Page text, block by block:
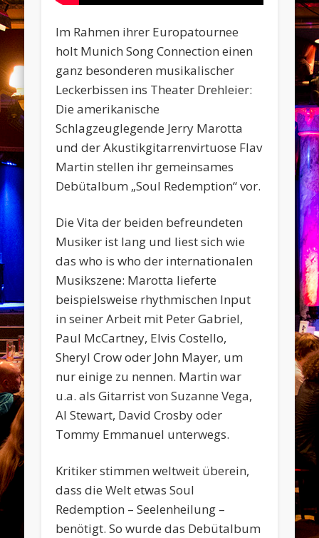
Im Rahmen ihrer Europatournee
holt Munich Song Connection einen
ganz besonderen musikalischer
Leckerbissen ins Theater Drehleier:
Die amerikanische
Schlagzeuglegende Jerry Marotta
und der Akustikgitarrenvirtuose Flav
Martin stellen ihr gemeinsames
Debütalbum „Soul Redemption“ vor.
Die Vita der beiden befreundeten
Musiker ist lang und liest sich wie
das who is who der internationalen
Musikszene: Marotta lieferte
beispielsweise rhythmischen Input
in seiner Arbeit mit Peter Gabriel,
Paul McCartney, Elvis Costello,
Sheryl Crow oder John Mayer, um
nur einige zu nennen. Martin war
u.a. als Gitarrist von Suzanne Vega,
Al Stewart, David Crosby oder
Tommy Emmanuel unterwegs.
Kritiker stimmen weltweit überein,
dass die Welt etwas Soul
Redemption – Seelenheilung –
benötigt. So wurde das Debütalbum